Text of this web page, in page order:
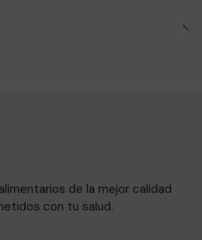
de la mejor calidad
con tu salud.